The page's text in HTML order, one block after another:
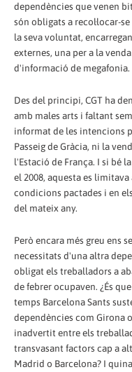
dependències que venen
són obligats a recol·locar-
la seva voluntat,
externes, una per a la
d'informació de megafonia.
Des del principi, CGT ha
amb males arts i faltant
informat de les intencions
Passeig de Gràcia, ni la
l'Estació de França. I si bé
el 2008, aquesta es
condicions pactades i en
del mateix any.
Però encara més greu ens
necessitats d'una altra
obligat els treballadors a
de febrer ocupaven. ¿És
temps Barcelona Sants
dependències com Girona
inadvertit entre els
transvasant factors cap a
Madrid o Barcelona? I